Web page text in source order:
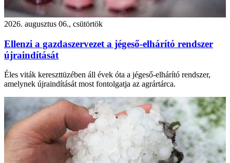
2026. augusztus 06., csütörtök
Ellenzi a gazdaszervezet a jégeső-elhárító rendszer
újraindítását
Éles viták kereszttüzében áll évek óta a jégeső-elhárító rendszer,
amelynek újraindítását most fontolgatja az agrártárca.